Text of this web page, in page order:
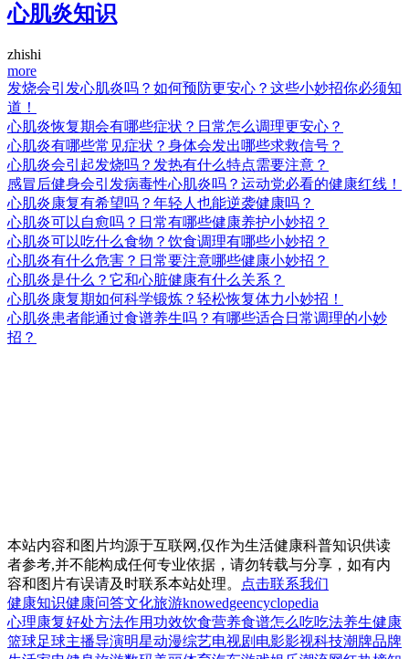
心肌炎知识
zhishi
more
发烧会引发心肌炎吗？如何预防更安心？这些小妙招你必须知
道！
心肌炎恢复期会有哪些症状？日常怎么调理更安心？
心肌炎有哪些常见症状？身体会发出哪些求救信号？
心肌炎会引起发烧吗？发热有什么特点需要注意？
感冒后健身会引发病毒性心肌炎吗？运动党必看的健康红线！
心肌炎康复有希望吗？年轻人也能逆袭健康吗？
心肌炎可以自愈吗？日常有哪些健康养护小妙招？
心肌炎可以吃什么食物？饮食调理有哪些小妙招？
心肌炎有什么危害？日常要注意哪些健康小妙招？
心肌炎是什么？它和心脏健康有什么关系？
心肌炎康复期如何科学锻炼？轻松恢复体力小妙招！
心肌炎患者能通过食谱养生吗？有哪些适合日常调理的小妙
招？
本站内容和图片均源于互联网,仅作为生活健康科普知识供读
者参考,并不能构成任何专业依据，请勿转载与分享，如有内
容和图片有误请及时联系本站处理。
点击联系我们
健康知识健康问答文化旅游knowedgeencyclopedia
心理康复好处方法作用功效饮食营养食谱怎么吃吃法养生健康
篮球足球主播导演明星动漫综艺电视剧 电影影视科技潮牌品牌